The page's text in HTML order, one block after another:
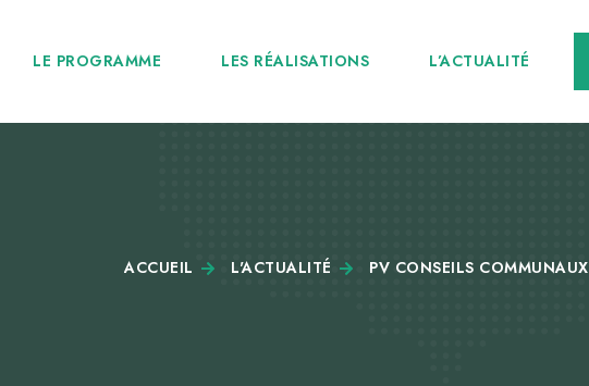
LE PROGRAMME LES RÉALISATIONS L’ACTUALITÉ
ACCUEIL L'ACTUALITÉ PV CONSEILS COMMUNAUX